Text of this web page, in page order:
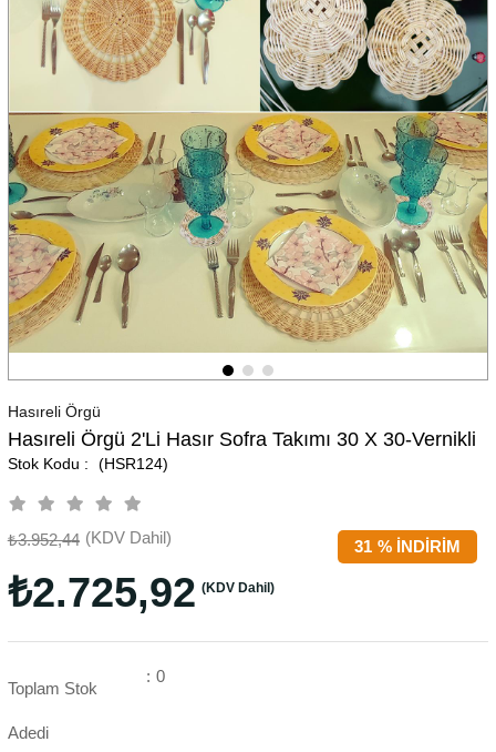
Hasıreli Örgü
Hasıreli Örgü 2'li Hasır Sofra Takımı 30 X 30-Vernikli
(HSR124)
%
31 İNDIRIM
₺3.952,44 (KDV Dahil)
₺2.725,92 (KDV Dahil)
Toplam Stok
Adedi
: 0